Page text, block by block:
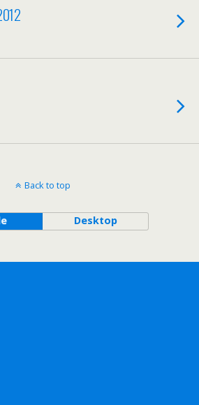
Back to top
Desktop